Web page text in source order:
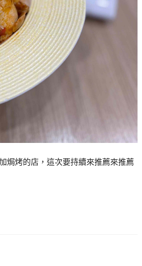
焗烤的店，這次要持續來推薦來推薦